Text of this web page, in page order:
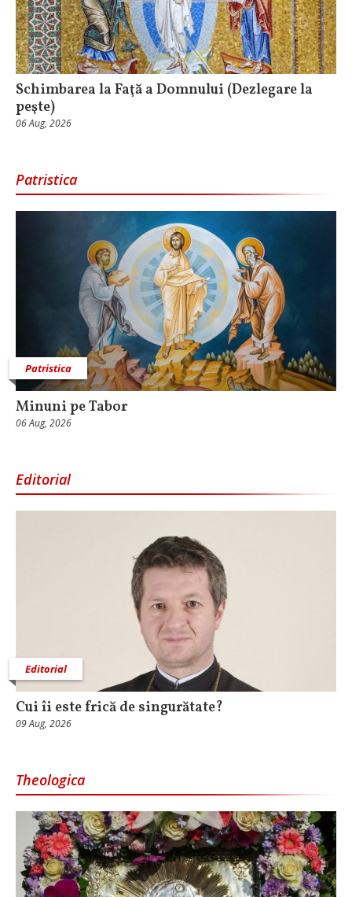
Schimbarea la Faţă a Domnului (Dezlegare la
peşte)
06 Aug, 2026
Patristica
Patristica
Minuni pe Tabor
06 Aug, 2026
Editorial
Editorial
Cui îi este frică de singurătate?
09 Aug, 2026
Theologica